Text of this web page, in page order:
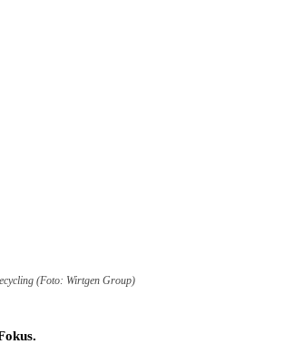
(Foto: Wirtgen Group)